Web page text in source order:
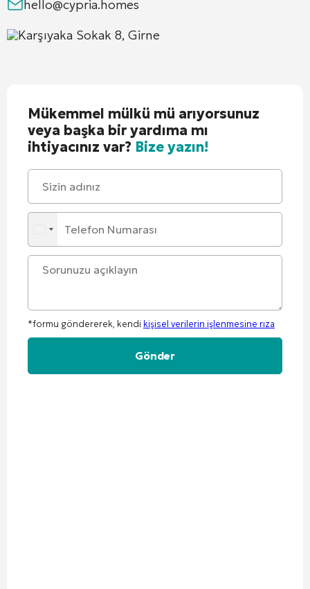
hello@cypria.homes
Karşıyaka Sokak 8, Girne
Mükemmel mülkü mü arıyorsunuz
veya başka bir yardıma mı
ihtiyacınız var? Bize yazın!
*formu göndererek, kendi kişisel verilerin işlenmesine rıza